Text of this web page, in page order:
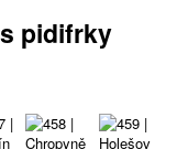
pidifrky